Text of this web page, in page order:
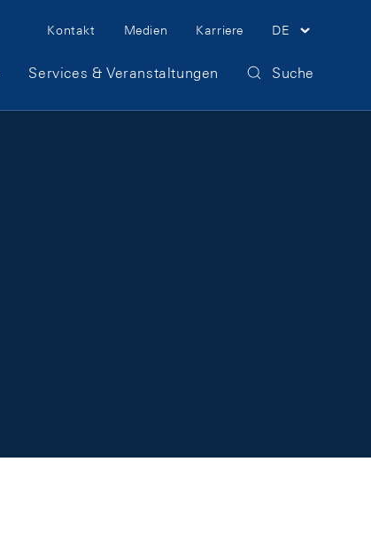
Meta Navigation
Kontakt Medien Karriere DE
Services & Veranstaltungen Suche